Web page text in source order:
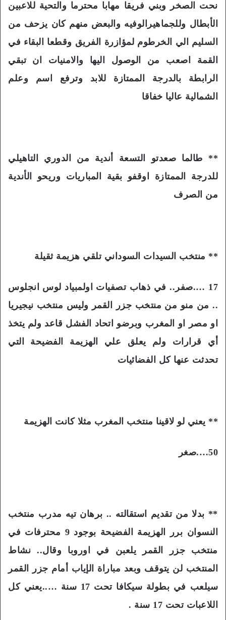
نحت الصخر وبني فريقا مهابا محترما والتحية للاعبين
الأبطال وللجماهيرالوفيه والبعض منهم كان يزحف من
السليم الي الخرطوم لمؤازرة الفريق وقطعا البقاء في
القمة اصعب من الوصول اليها والامنيات ان تبقي
الرابطة بالدرجة الممتازة للابد وترفع اسم وعلم
الشمالية عاليا خفاقا
** طالما صعدتو التسعة أندية من الدوري التاهيلي
للدرجة الممتازة اوقفو بقية المباريات وريحو الأندية
من الصرف
** منتخب السيدات السوداني تلقي هزيمة ثقيلة
17 ….صفر.. في ذهاب تصفيات اولمبياد لوس انجلوس
.. من منو من منتخب جزر القمر وليس منتخب نيجيريا
او مصر او المغرب وبرضو اتحاد الفشل قاعد ولم يتخذ
أي قرارات ولم يعلق علي الهزيمة الفضيحة التي
تحدثت عنها كل الفضائيات
** يعني لو لاقينا منتخب المغرب مثلا كانت الهزيمة
50….صغر
** بدلا من تقديم استقالته .. برهان تيه مدرب منتخب
النسوان برر الهزيمة الفضيحة بوجود 9 محترفات في
منتخب جزر القمر يلعبن في اوروبا وقال.. نشاط
المنتخب لن يتوقف وبعد مباراة الإياب أمام جزر القمر
سيلعب في بطولة سيكافا تحت 17 سنة …..يعني كل
اللاعبات تحت 17 سنة .